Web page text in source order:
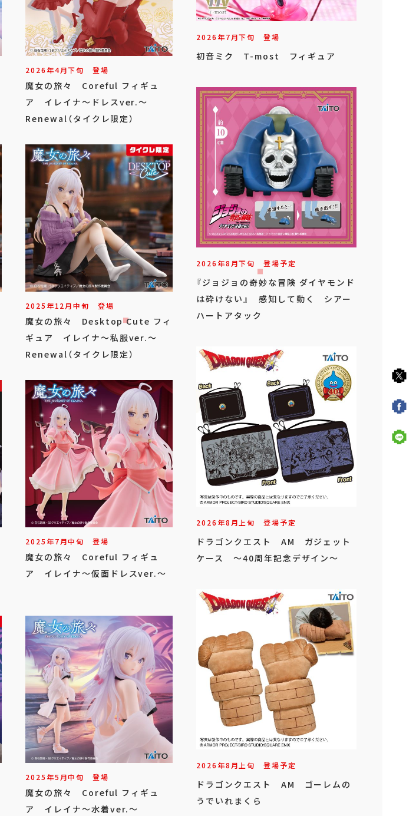
2026年4月下旬 登場
魔女の旅々 Coreful フィギュ
ア イレイナ～ドレスver.～
Renewal（タイクレ限定）
2025年12月中旬 登場
魔女の旅々 Desktop Cute フィ
ギュア イレイナ～私服ver.～
Renewal（タイクレ限定）
2025年7月中旬 登場
魔女の旅々 Coreful フィギュ
ア イレイナ～仮面ドレスver.～
2025年5月中旬 登場
魔女の旅々 Coreful フィギュ
ア イレイナ～水着ver.～
2026年7月下旬 登場
初音ミク T-most フィギュア
2026年8月下旬 登場予定
『ジョジョの奇妙な冒険 ダイヤモンド
は砕けない』 感知して動く シアー
ハートアタック
2026年8月上旬 登場予定
ドラゴンクエスト AM ガジェット
ケース ～40周年記念デザイン～
2026年8月上旬 登場予定
ドラゴンクエスト AM ゴーレムの
うでいれまくら